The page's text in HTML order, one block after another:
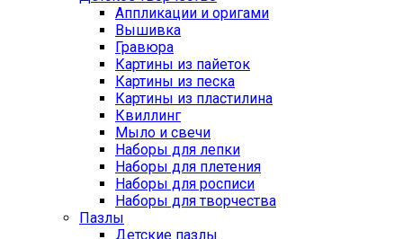
Аппликации и оригами
Вышивка
Гравюра
Картины из пайеток
Картины из песка
Картины из пластилина
Квиллинг
Мыло и свечи
Наборы для лепки
Наборы для плетения
Наборы для росписи
Наборы для творчества
Пазлы
Детские пазлы